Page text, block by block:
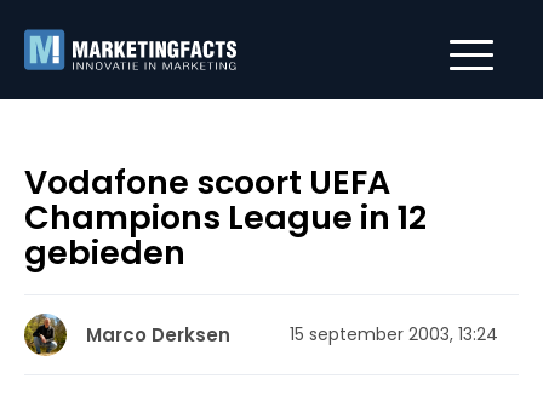
Vodafone scoort UEFA
Champions League in 12
gebieden
Marco Derksen 15 september 2003, 13:24